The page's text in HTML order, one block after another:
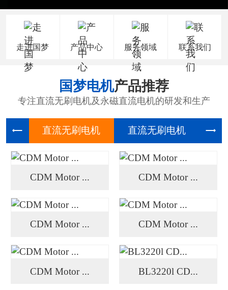
走进国梦 产品中心 服务领域 联系我们
国梦电机产品推荐
专注直流无刷电机及永磁直流电机的研发和生产
直流无刷 直流无刷 高压
CDM Motor ... CDM Motor ...
CDM Motor ... CDM Motor ...
CDM Motor ... BL3220l CD...